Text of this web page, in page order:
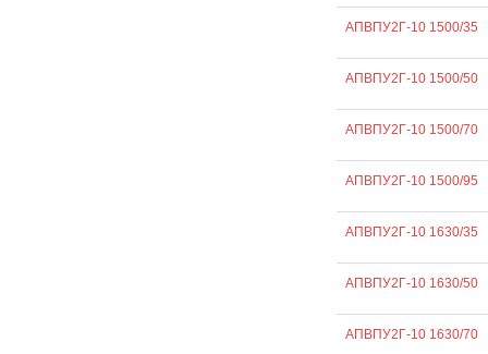
АПВПУ2Г-10 1500/35
АПВПУ2Г-10 1500/50
АПВПУ2Г-10 1500/70
АПВПУ2Г-10 1500/95
АПВПУ2Г-10 1630/35
АПВПУ2Г-10 1630/50
АПВПУ2Г-10 1630/70